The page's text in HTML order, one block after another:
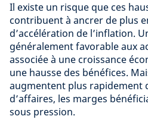
Il existe un risque que ces
contribuent à ancrer de plus
d’accélération de l’inflation.
généralement favorable aux
associée à une croissance
une hausse des bénéfices.
augmentent plus rapidement
d’affaires, les marges
sous pression.